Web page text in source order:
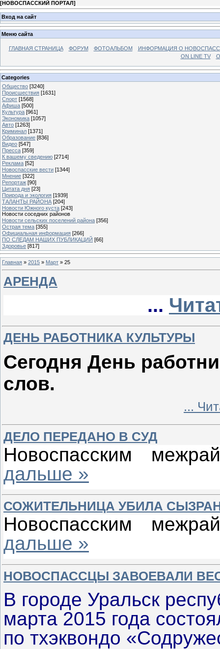
[НОВОСПАССКИЙ ПОРТАЛ]
Вход на сайт
Меню сайта
ГЛАВНАЯ СТРАНИЦА ФОРУМ ФОТОАЛЬБОМ
ИНФОРМАЦИЯ О
ON LINE TV
Categories
Общество [3240]
Происшествия [1631]
Спорт [1568]
Афиша [500]
Культура [961]
Экономика [1057]
Авто [1263]
Криминал [1371]
Образование [836]
Видео [547]
Пресса [359]
К вашему сведению [2714]
Реклама [52]
Новоспасские вести [1344]
Мнение [322]
Репортаж [90]
Цитата дня [23]
Природа и экология [1939]
ТАЛАНТЫ РАЙОНА [204]
Новости Южного куста [243]
Новости соседних районов
Новости сельских поселений района [356]
Острая тема [355]
Официальная информация [266]
ПО СЛЕДАМ НАШИХ ПУБЛИКАЦИЙ [66]
Здоровье [817]
Главная » 2015 » Март » 25
АРЕНДА
...
ДЕНЬ РАБОТНИКА КУЛЬТУРЫ
Сегодня День
слов.
...
ДЕЛО ПЕРЕДАНО В СУД
Новоспасским
дальше »
СОЖИТЕЛЬНИЦА УБИЛА
Новоспасским
дальше »
НОВОСПАССЦЫ ЗАВОЕВАЛИ
В городе Уральск
марта 2015 года
по тхэквондо